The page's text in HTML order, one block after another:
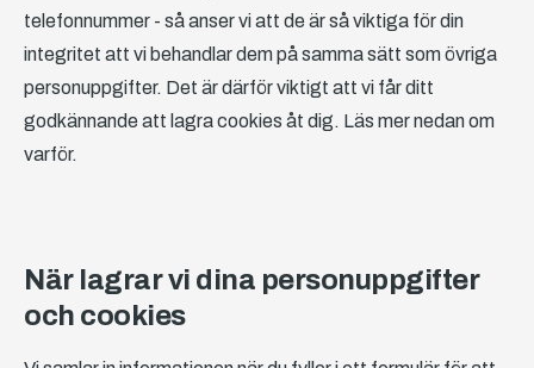
telefonnummer - så anser vi att de är så viktiga för din
integritet att vi behandlar dem på samma sätt som övriga
personuppgifter. Det är därför viktigt att vi får ditt
godkännande att lagra cookies åt dig. Läs mer nedan om
varför.
När lagrar vi dina personuppgifter
och cookies